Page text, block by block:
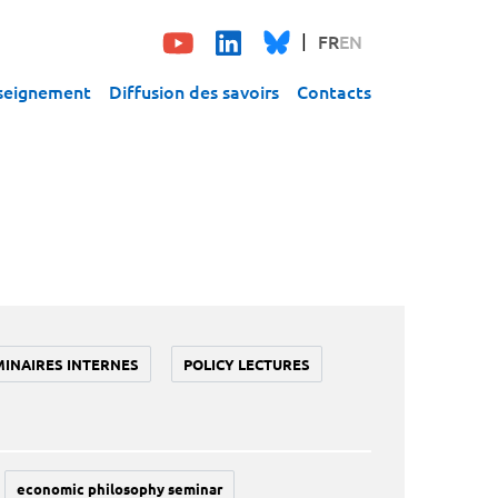
FREN
Diffusion des savoirs Contacts
INTERNES POLICY LECTURES
economic philosophy seminar